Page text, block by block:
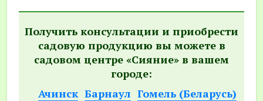
Получить консультации и приобрести
садовую продукцию вы можете в
садовом центре «Сияние» в вашем
городе:
Ачинск Барнаул Гомель (Беларусь)